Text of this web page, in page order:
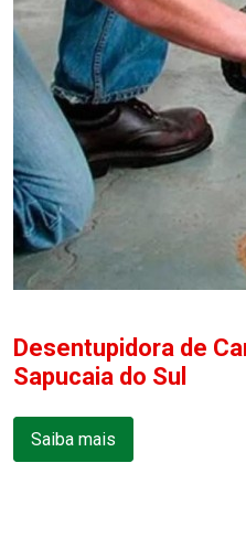
Desentupidora de
Sapucaia do Sul
Saiba mais